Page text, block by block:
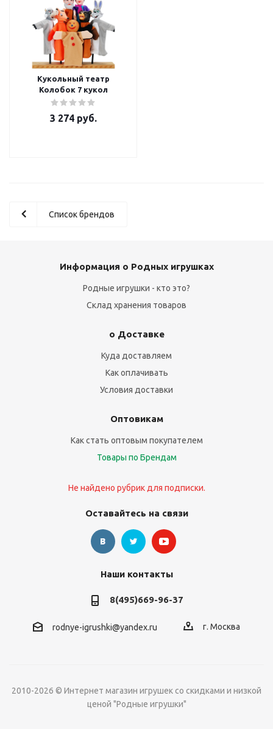
Кукольный театр
Колобок 7 кукол
3 274 руб.
Список брендов
Информация о Родных игрушках
Родные игрушки - кто это?
Склад хранения товаров
о Доставке
Куда доставляем
Как оплачивать
Условия доставки
Оптовикам
Как стать оптовым покупателем
Товары по Брендам
Не найдено рубрик для подписки.
Оставайтесь на связи
Наши контакты
8(495)669-96-37
rodnye-igrushki@yandex.ru г. Москва
2010-2026 © Интернет магазин игрушек со скидками и низкой
ценой "Родные игрушки"